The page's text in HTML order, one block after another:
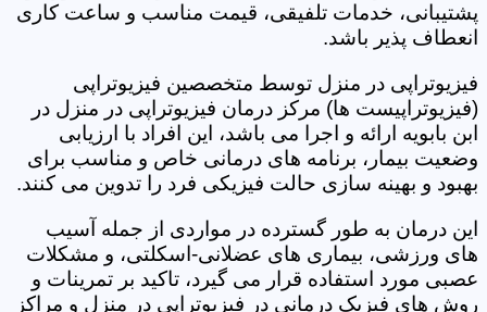
پشتیبانی، خدمات تلفیقی، قیمت مناسب و ساعت کاری
انعطاف پذیر باشد.
فیزیوتراپی در منزل توسط متخصصین فیزیوتراپی
(فیزیوتراپیست ها) مرکز درمان فیزیوتراپی در منزل در
ابن بابویه ارائه و اجرا می باشد، این افراد با ارزیابی
وضعیت بیمار، برنامه های درمانی خاص و مناسب برای
بهبود و بهینه سازی حالت فیزیکی فرد را تدوین می کنند.
این درمان به طور گسترده در مواردی از جمله آسیب
های ورزشی، بیماری های عضلانی-اسکلتی، و مشکلات
عصبی مورد استفاده قرار می گیرد، تاکید بر تمرینات و
روش های فیزیک درمانی در فیزیوتراپی در منزل و مراکز